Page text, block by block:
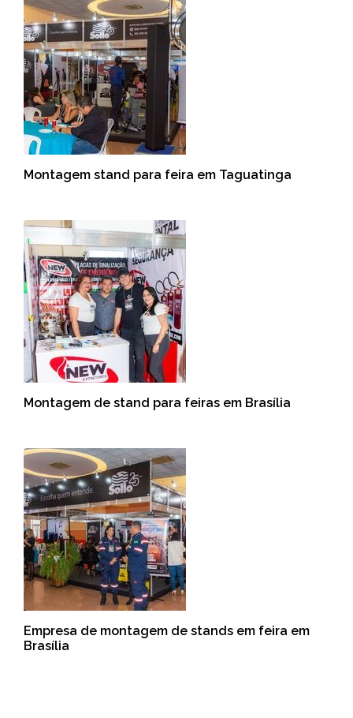
Montagem stand para feira em Taguatinga
Montagem de stand para feiras em Brasília
Empresa de montagem de stands em feira em
Brasília